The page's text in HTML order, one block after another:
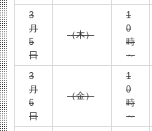
3
月
5
日
（木）
1
0
時
～
3
月
6
日
（金）
1
0
時
～